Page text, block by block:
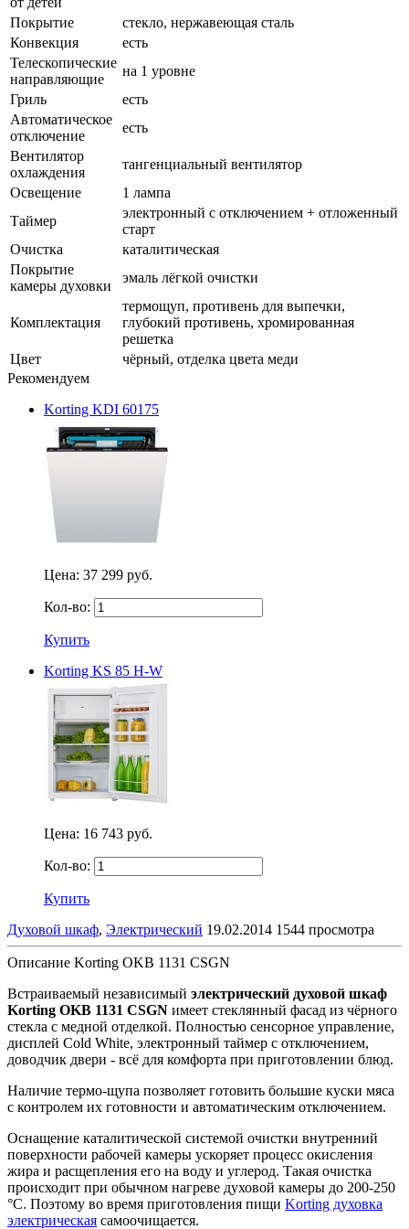
Покрытие
стекло, нержавеющая сталь
Конвекция
есть
Телескопические
направляющие
на 1 уровне
Гриль
есть
Автоматическое
отключение
есть
Вентилятор
охлаждения
тангенциальный вентилятор
Освещение
1 лампа
Таймер
электронный с отключением + отложенный
старт
Очистка
каталитическая
Покрытие
камеры духовки
эмаль лёгкой очистки
Комплектация
термощуп, противень для выпечки,
глубокий противень, хромированная
решетка
Цвет
чёрный, отделка цвета меди
Рекомендуем
Korting KDI 60175
Цена: 37 299 руб.
Кол-во:
Купить
Korting KS 85 H-W
Цена: 16 743 руб.
Кол-во:
Купить
Духовой шкаф, Электрический 19.02.2014 1544 просмотра
Описание Korting OKB 1131 CSGN
Встраиваемый независимый электрический духовой шкаф
Korting OKB 1131 CSGN имеет стеклянный фасад из чёрного
стекла с медной отделкой. Полностью сенсорное управление,
дисплей Cold White, электронный таймер с отключением,
доводчик двери - всё для комфорта при приготовлении блюд.
Наличие термо-щупа позволяет готовить большие куски мяса
с контролем их готовности и автоматическим отключением.
Оснащение каталитической системой очистки внутренний
поверхности рабочей камеры ускоряет процесс окисления
жира и расщепления его на воду и углерод. Такая очистка
происходит при обычном нагреве духовой камеры до 200-250
°С. Поэтому во время приготовления пищи Korting духовка
электрическая самоочищается.